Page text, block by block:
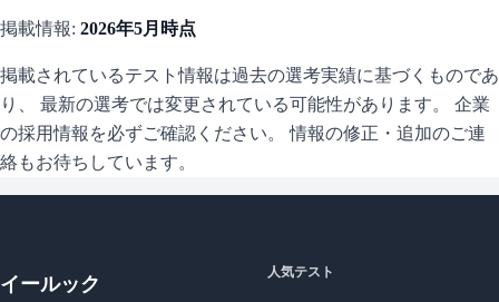
掲載情報: 2026年5月 時点
掲載されているテスト情報は過去の選考実績に基づくものであ
り、 最新の選考では変更されている可能性があります。 企業
の採用情報を必ずご確認ください。 情報の修正・追加のご連
絡もお待ちしています。
イールック
人気テスト